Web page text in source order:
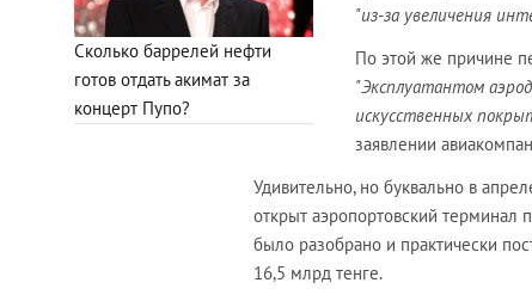
Сколько баррелей нефти
готов отдать акимат за
концерт Пупо?
"из-за увеличения
По этой же причине
"Эксплуатантом
искусственных
заявлении
Удивительно, но буквально в
открыт аэропортовский терминал
было разобрано и практически
16,5 млрд тенге.